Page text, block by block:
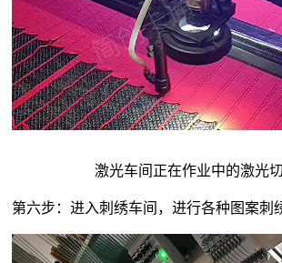
激光车间正在作业中的激光
第六步：进入刺绣车间，进行各种图案刺